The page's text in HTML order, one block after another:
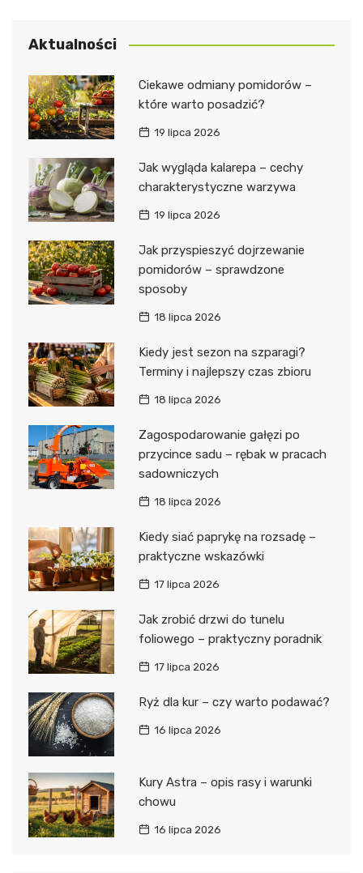
Aktualności
Ciekawe odmiany pomidorów –
które warto posadzić?
19 lipca 2026
Jak wygląda kalarepa – cechy
charakterystyczne warzywa
19 lipca 2026
Jak przyspieszyć dojrzewanie
pomidorów – sprawdzone
sposoby
18 lipca 2026
Kiedy jest sezon na szparagi?
Terminy i najlepszy czas zbioru
18 lipca 2026
Zagospodarowanie gałęzi po
przycince sadu – rębak w pracach
sadowniczych
18 lipca 2026
Kiedy siać paprykę na rozsadę –
praktyczne wskazówki
17 lipca 2026
Jak zrobić drzwi do tunelu
foliowego – praktyczny poradnik
17 lipca 2026
Ryż dla kur – czy warto podawać?
16 lipca 2026
Kury Astra – opis rasy i warunki
chowu
16 lipca 2026